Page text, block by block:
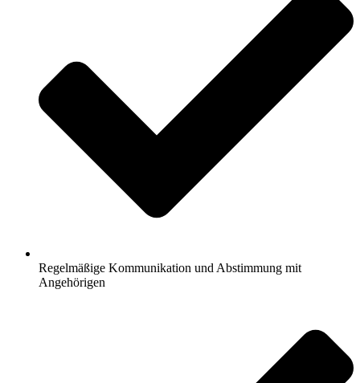
Regelmäßige Kommunikation und Abstimmung mit
Angehörigen